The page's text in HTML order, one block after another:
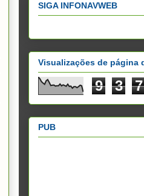
SIGA INFONAVWEB
Visualizações de página
9 3 7
PUB